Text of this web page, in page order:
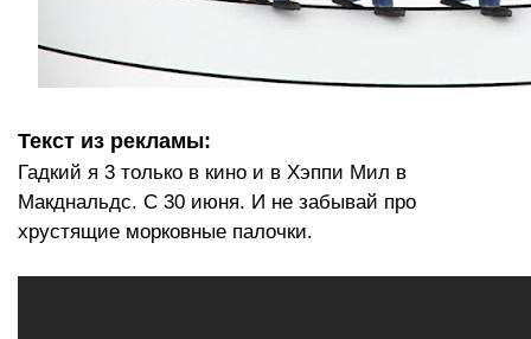
Текст из рекламы:
Гадкий я 3 только в кино и в Хэппи Мил в
Макднальдс. С 30 июня. И не забывай про
хрустящие морковные палочки.